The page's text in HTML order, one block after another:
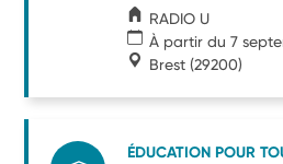
RADIO U
À partir du 7
Brest (29200)
ÉDUCATION POUR